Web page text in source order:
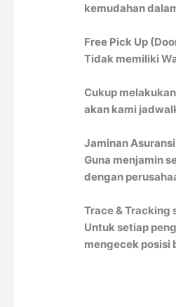
kemudahan
Free Pick Up
Tidak memiliki
Cukup
akan kami
Jaminan Asuransi
Guna menjamin
dengan
Trace & Tracking
Untuk setiap
mengecek posisi